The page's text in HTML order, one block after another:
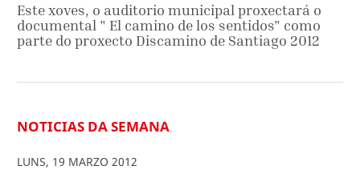
Este xoves, o auditorio municipal proxectará o
documental " El camino de los sentidos" como
parte do proxecto Discamino de Santiago 2012
NOTICIAS DA SEMANA
LUNS, 19 MARZO 2012